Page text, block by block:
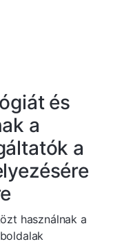
és
a
a
használnak a